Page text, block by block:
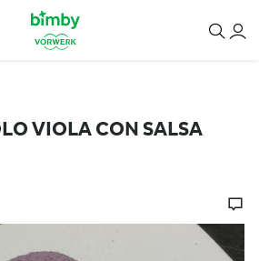
VIOLA CON SALSA